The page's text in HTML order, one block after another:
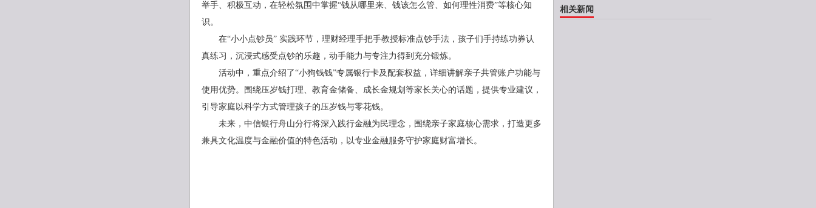
举手、积极互动，在轻松氛围中掌握“钱从哪里来、钱该怎么管、如何理性消费”等核心知
识。
在“小小点钞员” 实践环节，理财经理手把手教授标准点钞手法，孩子们手持练功券认
真练习，沉浸式感受点钞的乐趣，动手能力与专注力得到充分锻炼。
活动中，重点介绍了“小狗钱钱”专属银行卡及配套权益，详细讲解亲子共管账户功能与
使用优势。围绕压岁钱打理、教育金储备、成长金规划等家长关心的话题，提供专业建议，
引导家庭以科学方式管理孩子的压岁钱与零花钱。
未来，中信银行舟山分行将深入践行金融为民理念，围绕亲子家庭核心需求，打造更多
兼具文化温度与金融价值的特色活动，以专业金融服务守护家庭财富增长。
相关新闻